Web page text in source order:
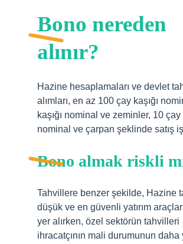
Bono nereden
alınır?
Hazine hesaplamaları ve devlet
alımları, en az 100 çay kaşığı
kaşığı nominal ve zeminler, 10 çay
nominal ve çarpan şeklinde satış
Bono almak riskli
Tahvillere benzer şekilde, Hazine
düşük ve en güvenli yatırım
yer alırken, özel sektörün tahvilleri
ihracatçının mali durumunun